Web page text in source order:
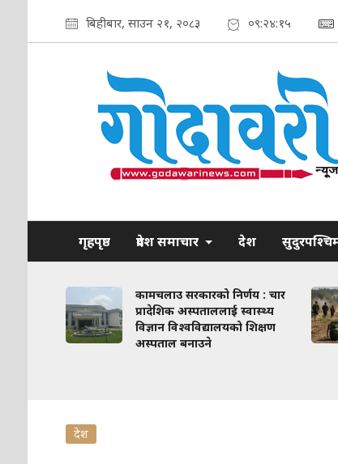
बिहीबार, साउन २१, २०८३ ०९:२४:१७
गृहपृष्ठ प्रदेश समाचार देश सुदुरपश्चिम
कामचलाउ सरकारको निर्णय : चार
प्रादेशिक अस्पताललाई स्वास्थ्य
विज्ञान विश्वविद्यालयको शिक्षण
अस्पताल बनाउने
देश